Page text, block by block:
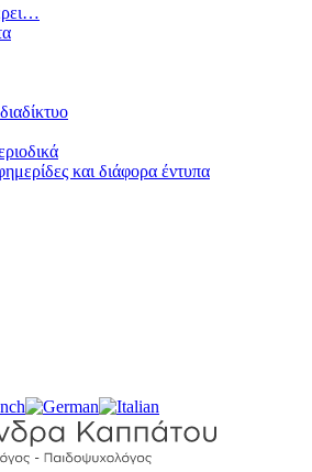
και διάφορα έντυπα